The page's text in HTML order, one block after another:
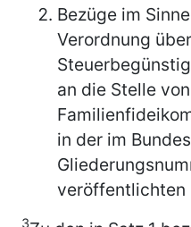
Bezüge im
Verordnung
an die Stelle von
in der im
veröffentlichten
3